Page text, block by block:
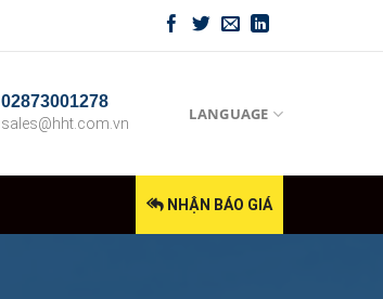
02873001278
sales@hht.com.vn LANGUAGE
NHẬN BÁO GIÁ